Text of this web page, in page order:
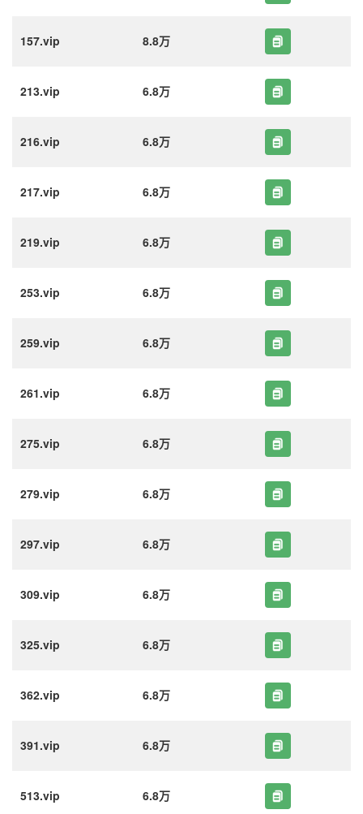
157.vip 8.8万
213.vip 6.8万
216.vip 6.8万
217.vip 6.8万
219.vip 6.8万
253.vip 6.8万
259.vip 6.8万
261.vip 6.8万
275.vip 6.8万
279.vip 6.8万
297.vip 6.8万
309.vip 6.8万
325.vip 6.8万
362.vip 6.8万
391.vip 6.8万
513.vip 6.8万